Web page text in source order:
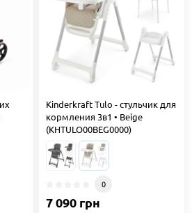
Kinderkraft Tulo - стульчик для
кормления 3в1 • Beige
(KHTULO00BEG0000)
0
7 090 грн